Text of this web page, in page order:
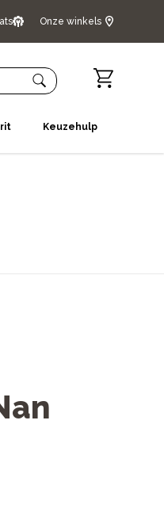
Onze winkels
Keuzehulp